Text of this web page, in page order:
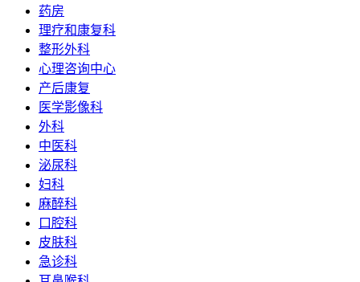
药房
理疗和康复科
整形外科
心理咨询中心
产后康复
医学影像科
外科
中医科
泌尿科
妇科
麻醉科
口腔科
皮肤科
急诊科